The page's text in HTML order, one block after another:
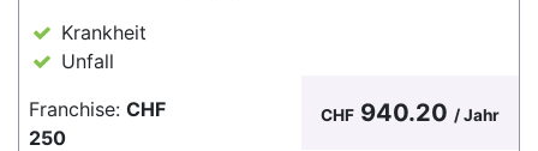
Krankheit
Unfall
Franchise: CHF
250
CHF 940.20 / Jahr